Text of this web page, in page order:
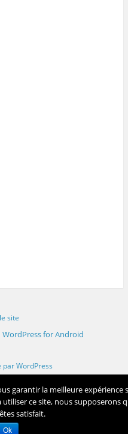
site
for Android
WordPress
garantir la meilleure expérience
ce site, nous supposerons
satisfait.
Ok